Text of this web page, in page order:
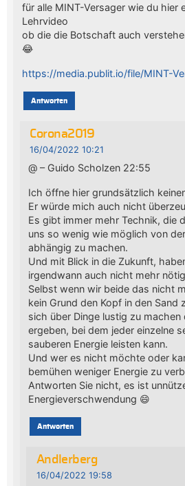
für alle MINT-Versager wie du hier
Lehrvideo
ob die die Botschaft auch
😂
https://media.publit.io/file/MINT-
Antworten
Corona2019
16/04/2022 10:21
@ – Guido Scholzen 22:55
Ich öffne hier grundsätzlich
Er würde mich auch nicht
Es gibt immer mehr Technik, die
uns so wenig wie möglich von
abhängig zu machen.
Und mit Blick in die Zukunft,
irgendwann auch nicht mehr
Selbst wenn wir beide das nicht
kein Grund den Kopf in den Sand
sich über Dinge lustig zu machen
ergeben, bei dem jeder einzelne
sauberen Energie leisten kann.
Und wer es nicht möchte oder
bemühen weniger Energie zu
Antworten Sie nicht, es ist
Energieverschwendung 😄
Antworten
Andlerberg
16/04/2022 19:58